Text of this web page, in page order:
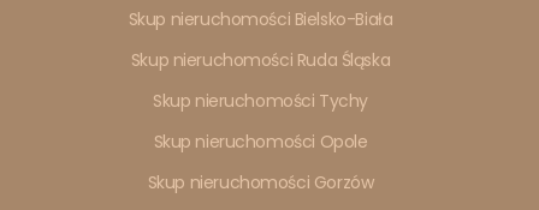
Skup nieruchomości Bielsko-Biała
Skup nieruchomości Ruda Śląska
Skup nieruchomości Tychy
Skup nieruchomości Opole
Skup nieruchomości Gorzów